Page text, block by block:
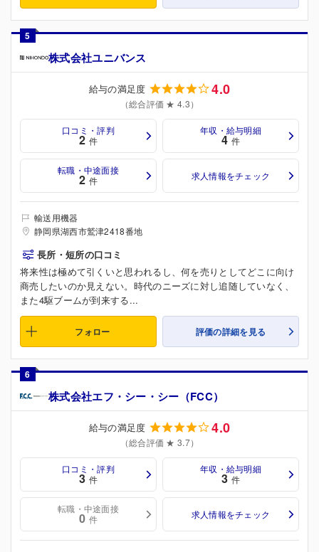
5
株式会社ユニバンス
給与の満足度 4.0
（総合評価 ★ 4.3）
口コミ・評判
2 件
年収・給与明細
4 件
転職・中途面接
2 件 求人情報をチェック
輸送用機器
静岡県湖西市鷲津2418番地
長所・短所の口コミ
将来性は極めて引くいと思われるし、何を売りとしてどこに向け
商売したいのか見えない。時代のニーズに対し追随していなく、
また4駆ブームが到来する...
フォロー 評価の詳細を見る
6
株式会社エフ・シー・シー（FCC）
給与の満足度 4.0
（総合評価 ★ 3.7）
口コミ・評判
3 件
年収・給与明細
3 件
転職・中途面接
0 件 求人情報をチェック